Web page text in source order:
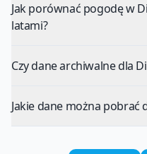
Jak porównać pogodę w
latami?
Czy dane archiwalne dla
Jakie dane można pobrać